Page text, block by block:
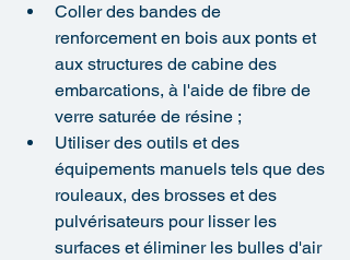
Coller des bandes de
renforcement en bois aux ponts et
aux structures de cabine des
embarcations, à l'aide de fibre de
verre saturée de résine ;
Utiliser des outils et des
équipements manuels tels que des
rouleaux, des brosses et des
pulvérisateurs pour lisser les
surfaces et éliminer les bulles d'air